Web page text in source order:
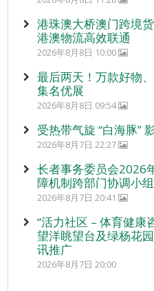
港珠澳大桥澳门跨境
港澳物流高效联通
2026年8月8日 10:00
最后两天！万款好物
集名优展
2026年8月8日 09:54
受热带气旋 “白海豚”
2026年8月7日 22:27
长者事务委员会2026
障机制跨部门协调小
2026年8月7日 20:41
“活力社区 – 体育健康
望洋眺望台及绿杨花
讯推广
2026年8月7日 20:00